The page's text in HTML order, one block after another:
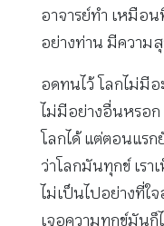
อาจารย์ทำ เหมือน
อย่างท่าน มีความ
อดทนไว้ โลกไม่มี
ไม่มีอย่างอื่นหรอก
โลกได้ แต่ตอนแรก
ว่าโลกมันทุกข์ เร
ไม่เป็นไปอย่างที่ใ
เจอความทุกข์มันก็